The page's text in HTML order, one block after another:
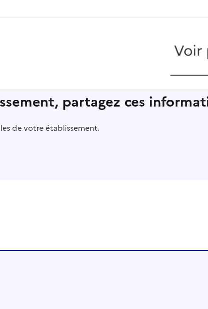
partagez ces
de votre établissement.